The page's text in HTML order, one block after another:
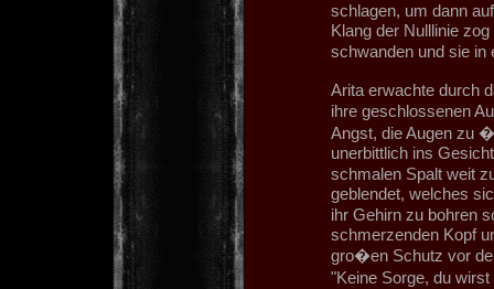
schlagen, um dann
Klang der Nulllinie
schwanden und sie
Arita erwachte durch
ihre geschlossenen
Angst, die Augen zu
unerbittlich ins
schmalen Spalt weit
geblendet, welches
ihr Gehirn zu bohren
schmerzenden Kopf
gro�en Schutz vor
"Keine Sorge, du